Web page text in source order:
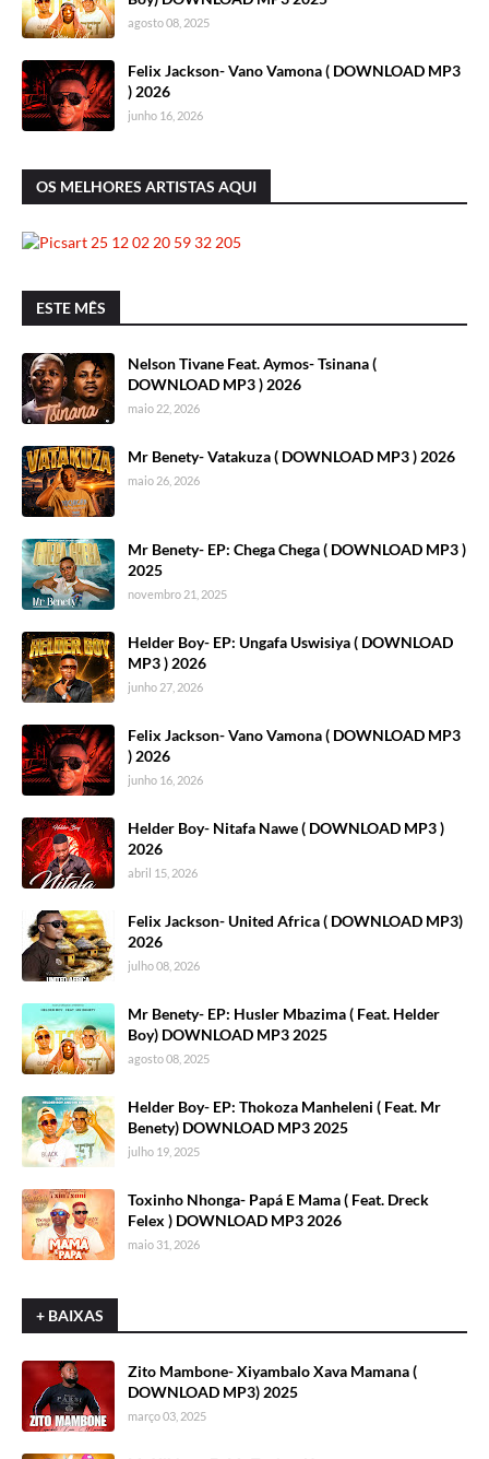
agosto 08, 2025
Felix Jackson- Vano Vamona ( DOWNLOAD MP3
) 2026
junho 16, 2026
OS MELHORES ARTISTAS AQUI
ESTE MÊS
Nelson Tivane Feat. Aymos- Tsinana (
DOWNLOAD MP3 ) 2026
maio 22, 2026
Mr Benety- Vatakuza ( DOWNLOAD MP3 ) 2026
maio 26, 2026
Mr Benety- EP: Chega Chega ( DOWNLOAD MP3 )
2025
novembro 21, 2025
Helder Boy- EP: Ungafa Uswisiya ( DOWNLOAD
MP3 ) 2026
junho 27, 2026
Felix Jackson- Vano Vamona ( DOWNLOAD MP3
) 2026
junho 16, 2026
Helder Boy- Nitafa Nawe ( DOWNLOAD MP3 )
2026
abril 15, 2026
Felix Jackson- United Africa ( DOWNLOAD MP3)
2026
julho 08, 2026
Mr Benety- EP: Husler Mbazima ( Feat. Helder
Boy) DOWNLOAD MP3 2025
agosto 08, 2025
Helder Boy- EP: Thokoza Manheleni ( Feat. Mr
Benety) DOWNLOAD MP3 2025
julho 19, 2025
Toxinho Nhonga- Papá E Mama ( Feat. Dreck
Felex ) DOWNLOAD MP3 2026
maio 31, 2026
+ BAIXAS
Zito Mambone- Xiyambalo Xava Mamana (
DOWNLOAD MP3) 2025
março 03, 2025